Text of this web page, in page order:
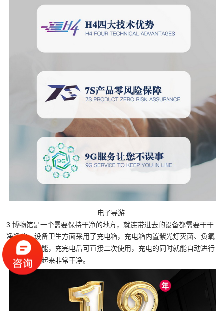
电子导游
3.博物馆是一个需要保持干净的地方，就连带进去的设备都需要干干
净净的，设备卫生方面采用了充电箱，充电箱内置紫光灯灭菌、负氧
离子除味功能，充完电后可直接二次使用，充电的同时就能自动进行
消毒，使用起来非常干净。